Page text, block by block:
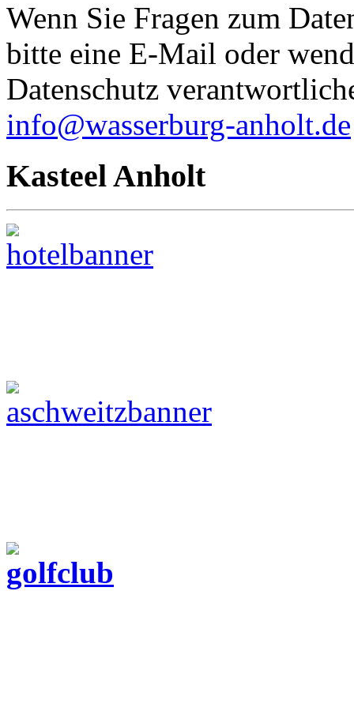
Wenn Sie Fragen zum
bitte eine E-Mail oder
Datenschutz
info@wasserburg-anholt.de
Kasteel Anholt